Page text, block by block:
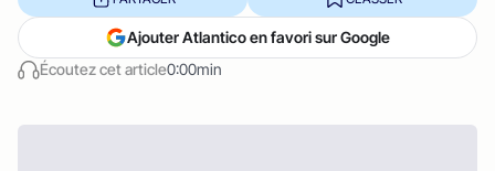
Écoutez cet article0:00min
Ajouter Atlantico en favori sur Google